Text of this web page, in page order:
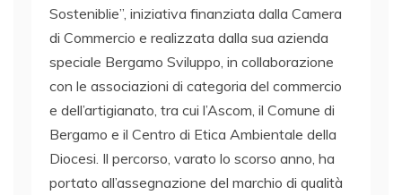
Sosteniblie”, iniziativa finanziata dalla Camera
di Commercio e realizzata dalla sua azienda
speciale Bergamo Sviluppo, in collaborazione
con le associazioni di categoria del commercio
e dell’artigianato, tra cui l’Ascom, il Comune di
Bergamo e il Centro di Etica Ambientale della
Diocesi. Il percorso, varato lo scorso anno, ha
portato all’assegnazione del marchio di qualità